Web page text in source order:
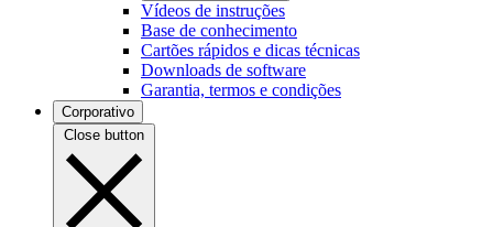
Vídeos de instruções
Base de conhecimento
Cartões rápidos e dicas técnicas
Downloads de software
Garantia, termos e condições
Corporativo
Close button